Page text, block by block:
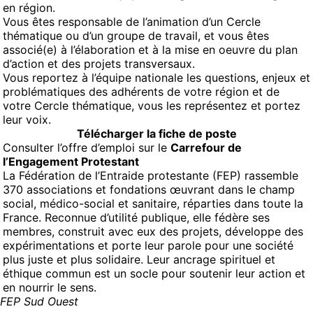
en région.
Vous êtes responsable de l’animation d’un Cercle
thématique ou d’un groupe de travail, et vous êtes
associé(e) à l’élaboration et à la mise en oeuvre du plan
d’action et des projets transversaux.
Vous reportez à l’équipe nationale les questions, enjeux et
problématiques des adhérents de votre région et de
votre Cercle thématique, vous les représentez et portez
leur voix.
Télécharger la fiche de poste
Consulter l’offre d’emploi sur le Carrefour de
l’Engagement Protestant
La Fédération de l’Entraide protestante (FEP) rassemble
370 associations et fondations œuvrant dans le champ
social, médico-social et sanitaire, réparties dans toute la
France. Reconnue d’utilité publique, elle fédère ses
membres, construit avec eux des projets, développe des
expérimentations et porte leur parole pour une société
plus juste et plus solidaire. Leur ancrage spirituel et
éthique commun est un socle pour soutenir leur action et
en nourrir le sens.
FEP Sud Ouest